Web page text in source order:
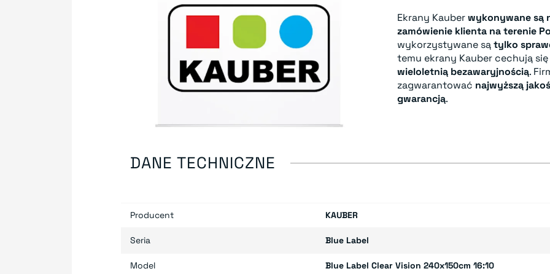
Ekrany Kauberwykonywane są
zamówienie klienta na terenie
wykorzystywane sątylko
temu ekrany Kauber cechują się
wieloletnią bezawaryjnością.
zagwarantować najwyższą
gwarancją.
DANE TECHNICZNE
Producent KAUBER
Seria Blue Label
Model Blue Label Clear Vision 240x150cm 16:10